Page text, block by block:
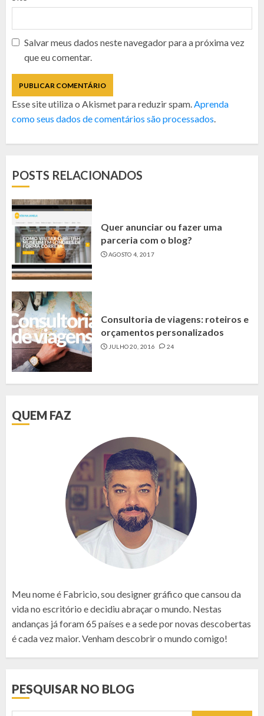
Salvar meus dados neste navegador para a próxima vez
que eu comentar.
Esse site utiliza o Akismet para reduzir spam.Aprenda
como seus dados de comentários são processados.
POSTS RELACIONADOS
Quer anunciar ou fazer uma
parceria com o blog?
AGOSTO 4, 2017
Consultoria de viagens: roteiros e
orçamentos personalizados
JULHO 20, 2016 24
QUEM FAZ
Meu nome é Fabricio, sou designer gráfico que cansou da
vida no escritório e decidiu abraçar o mundo. Nestas
andanças já foram 65 países e a sede por novas descobertas
é cada vez maior. Venham descobrir o mundo comigo!
PESQUISAR NO BLOG